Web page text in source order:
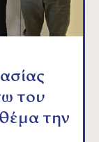
του
την